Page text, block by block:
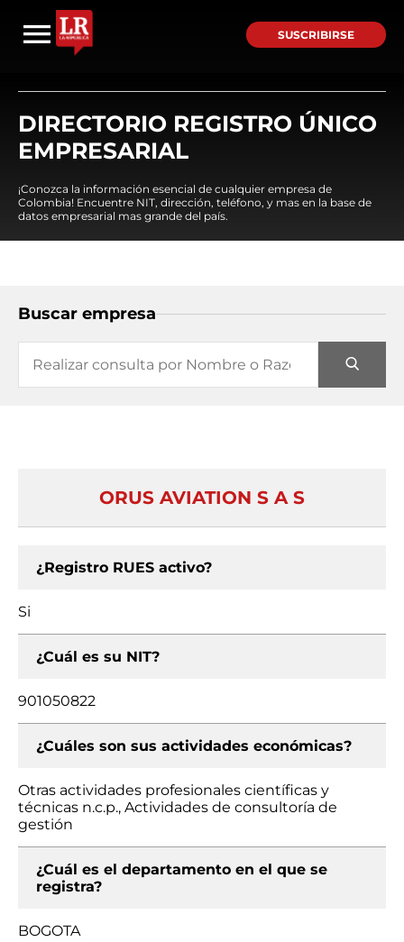
SUSCRIBIRSE
DIRECTORIO REGISTRO ÚNICO
EMPRESARIAL
¡Conozca la información esencial de cualquier empresa de
Colombia! Encuentre NIT, dirección, teléfono, y mas en la base de
datos empresarial mas grande del país.
Buscar empresa
ORUS AVIATION S A S
¿Registro RUES activo?
Si
¿Cuál es su NIT?
901050822
¿Cuáles son sus actividades económicas?
Otras actividades profesionales científicas y
técnicas n.c.p., Actividades de consultoría de
gestión
¿Cuál es el departamento en el que se
registra?
BOGOTA